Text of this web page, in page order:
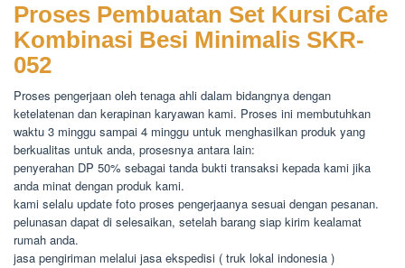
Proses Pembuatan Set Kursi Cafe
Kombinasi Besi Minimalis SKR-
052
Proses pengerjaan oleh tenaga ahli dalam bidangnya dengan
ketelatenan dan kerapinan karyawan kami. Proses ini membutuhkan
waktu 3 minggu sampai 4 minggu untuk menghasilkan produk yang
berkualitas untuk anda, prosesnya antara lain:
penyerahan DP 50% sebagai tanda bukti transaksi kepada kami jika
anda minat dengan produk kami.
kami selalu update foto proses pengerjaanya sesuai dengan pesanan.
pelunasan dapat di selesaikan, setelah barang siap kirim kealamat
rumah anda.
jasa pengiriman melalui jasa ekspedisi ( truk lokal indonesia )